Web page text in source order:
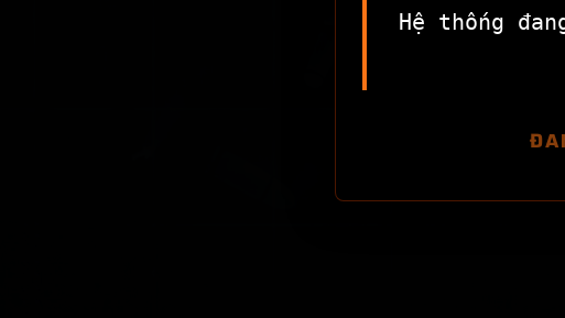
Hệ thống